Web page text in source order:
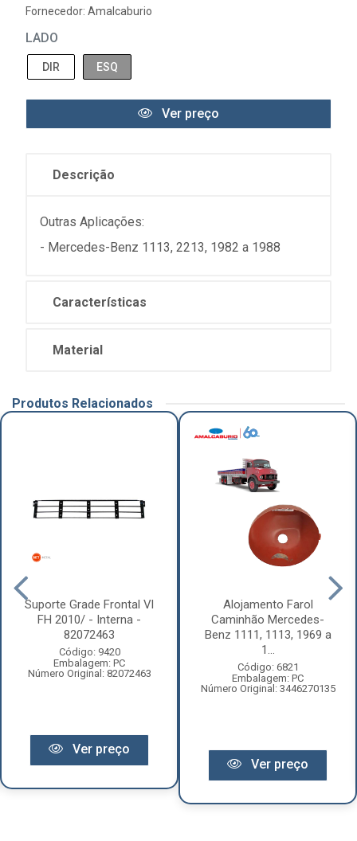
Fornecedor: Amalcaburio
LADO
DIR ESQ
Ver preço
Descrição
Outras Aplicações:
- Mercedes-Benz 1113, 2213, 1982 a 1988
Características
Material
Produtos Relacionados
Suporte Grade Frontal Vl
FH 2010/ - Interna -
82072463
Código: 9420
Embalagem: PC
Número Original: 82072463
Ver preço
Alojamento Farol
Caminhão Mercedes-
Benz 1111, 1113, 1969 a
1...
Código: 6821
Embalagem: PC
Número Original: 3446270135
Ver preço